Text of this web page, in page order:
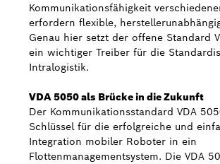
Kommunikationsfähigkeit
erfordern flexible,
Genau hier setzt der offene Standard
ein wichtiger Treiber für die
Intralogistik.
VDA 5050 als Brücke in die Zukunft
Der Kommunikationsstandard VDA
Schlüssel für die erfolgreiche und
Integration mobiler Roboter in ein
Flottenmanagementsystem. Die VDA